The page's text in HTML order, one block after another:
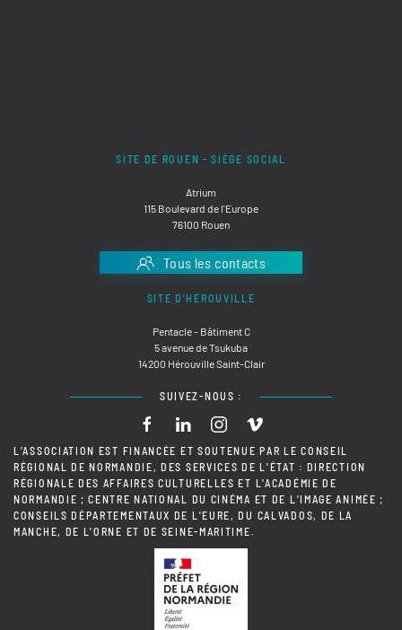
SITE DE ROUEN - SIÈGE SOCIAL
Atrium
115 Boulevard de l'Europe
76100 Rouen
Tous les contacts
SITE D'HÉROUVILLE
Pentacle - Bâtiment C
5 avenue de Tsukuba
14200 Hérouville Saint-Clair
SUIVEZ-NOUS :
L'ASSOCIATION EST FINANCÉE ET SOUTENUE PAR LE CONSEIL
RÉGIONAL DE NORMANDIE, DES SERVICES DE L'ÉTAT : DIRECTION
RÉGIONALE DES AFFAIRES CULTURELLES ET L'ACADÉMIE DE
NORMANDIE ; CENTRE NATIONAL DU CINÉMA ET DE L'IMAGE ANIMÉE ;
CONSEILS DÉPARTEMENTAUX DE L'EURE, DU CALVADOS, DE LA
MANCHE, DE L'ORNE ET DE SEINE-MARITIME.